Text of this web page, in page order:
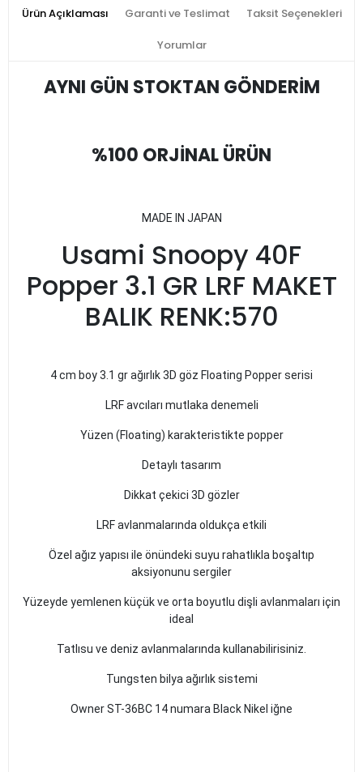
Ürün Açıklaması Garanti ve Teslimat Taksit Seçenekleri
Yorumlar
AYNI GÜN STOKTAN GÖNDERİM
%100 ORJİNAL ÜRÜN
MADE IN JAPAN
Usami Snoopy 40F
Popper 3.1 GR LRF MAKET
BALIK RENK:570
4 cm boy 3.1 gr ağırlık 3D göz Floating Popper serisi
LRF avcıları mutlaka denemeli
Yüzen (Floating) karakteristikte popper
Detaylı tasarım
Dikkat çekici 3D gözler
LRF avlanmalarında oldukça etkili
Özel ağız yapısı ile önündeki suyu rahatlıkla boşaltıp
aksiyonunu sergiler
Yüzeyde yemlenen küçük ve orta boyutlu dişli avlanmaları için
ideal
Tatlısu ve deniz avlanmalarında kullanabilirisiniz.
Tungsten bilya ağırlık sistemi
Owner ST-36BC 14 numara Black Nikel iğne